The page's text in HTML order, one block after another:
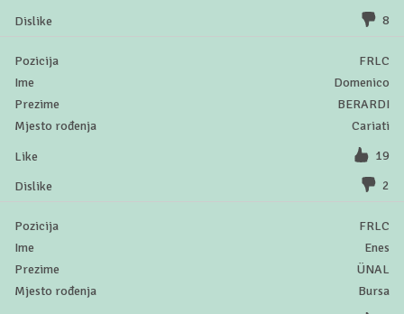
8
FRLC
Domenico
BERARDI
Cariati
19
2
FRLC
Enes
ÜNAL
Bursa